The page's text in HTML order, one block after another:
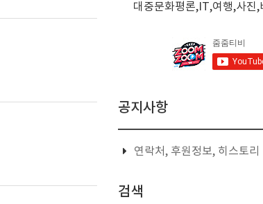
대중문화평론,IT,여행,사진,
공지사항
연락처, 후원정보, 히스토리
검색